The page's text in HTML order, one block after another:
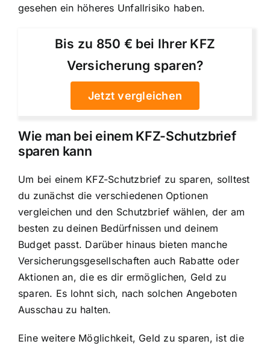
gesehen ein höheres Unfallrisiko haben.
Bis zu 850 € bei Ihrer KFZ
Versicherung sparen?
Jetzt vergleichen
Wie man bei einem KFZ-Schutzbrief
sparen kann
Um bei einem KFZ-Schutzbrief zu sparen, solltest
du zunächst die verschiedenen Optionen
vergleichen und den Schutzbrief wählen, der am
besten zu deinen Bedürfnissen und deinem
Budget passt. Darüber hinaus bieten manche
Versicherungsgesellschaften auch Rabatte oder
Aktionen an, die es dir ermöglichen, Geld zu
sparen. Es lohnt sich, nach solchen Angeboten
Ausschau zu halten.
Eine weitere Möglichkeit, Geld zu sparen, ist die